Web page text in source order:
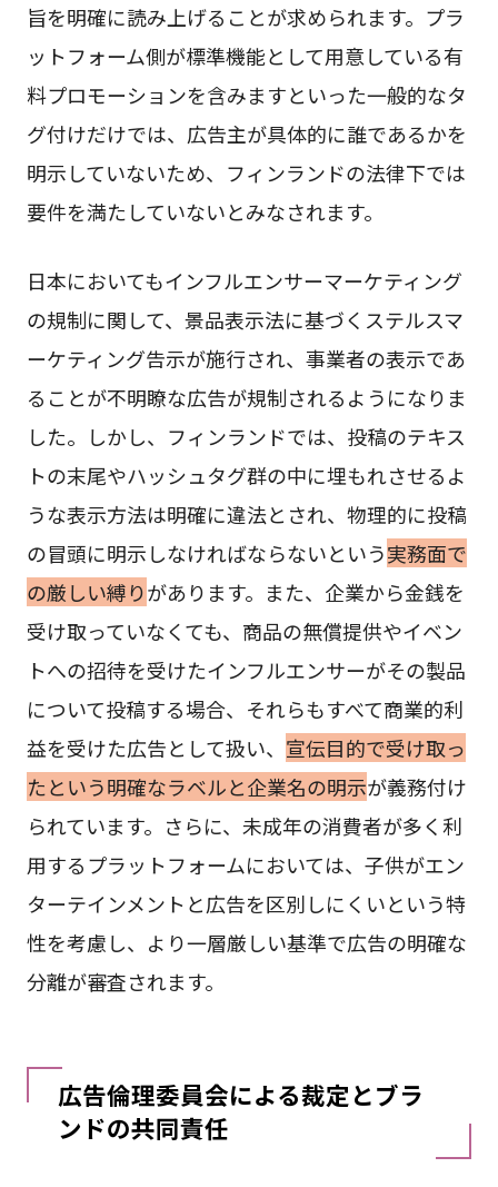
旨を明確に読み上げることが求められます。プラ
ットフォーム側が標準機能として用意している有
料プロモーションを含みますといった一般的なタ
グ付けだけでは、広告主が具体的に誰であるかを
明示していないため、フィンランドの法律下では
要件を満たしていないとみなされます。
日本においてもインフルエンサーマーケティング
の規制に関して、景品表示法に基づくステルスマ
ーケティング告示が施行され、事業者の表示であ
ることが不明瞭な広告が規制されるようになりま
した。しかし、フィンランドでは、投稿のテキス
トの末尾やハッシュタグ群の中に埋もれさせるよ
うな表示方法は明確に違法とされ、物理的に投稿
の冒頭に明示しなければならないという実務面で
の厳しい縛りがあります。また、企業から金銭を
受け取っていなくても、商品の無償提供やイベン
トへの招待を受けたインフルエンサーがその製品
について投稿する場合、それらもすべて商業的利
益を受けた広告として扱い、 宣伝目的で受け取っ
たという明確なラベルと企業名の明示が義務付け
られています。さらに、未成年の消費者が多く利
用するプラットフォームにおいては、子供がエン
ターテインメントと広告を区別しにくいという特
性を考慮し、より一層厳しい基準で広告の明確な
分離が審査されます。
広告倫理委員会による裁定とブラ
ンドの共同責任